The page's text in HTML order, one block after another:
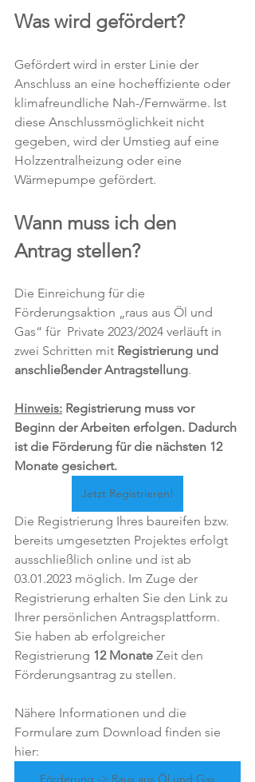
Was wird gefördert?
Gefördert wird in erster Linie der
Anschluss an eine hocheffiziente oder
klimafreundliche Nah-/Fernwärme. Ist
diese Anschlussmöglichkeit nicht
gegeben, wird der Umstieg auf eine
Holzzentralheizung oder eine
Wärmepumpe gefördert.
Wann muss ich den
Antrag stellen?
Die Einreichung für die
Förderungsaktion „raus aus Öl und
Gas“ für  Private 2023/2024 verläuft in
zwei Schritten mit Registrierung und
anschließender Antragstellung.
Hinweis: Registrierung muss vor
Beginn der Arbeiten erfolgen. Dadurch
ist die Förderung für die nächsten 12
Monate gesichert.
Jetzt Registrieren!
Die Registrierung Ihres baureifen bzw.
bereits umgesetzten Projektes erfolgt
ausschließlich online und ist ab
03.01.2023 möglich. Im Zuge der
Registrierung erhalten Sie den Link zu
Ihrer persönlichen Antragsplattform.
Sie haben ab erfolgreicher
Registrierung 12 Monate Zeit den
Förderungsantrag zu stellen.
Nähere Informationen und die
Formulare zum Download finden sie
hier:
Förderung -> Raus aus Öl und Gas